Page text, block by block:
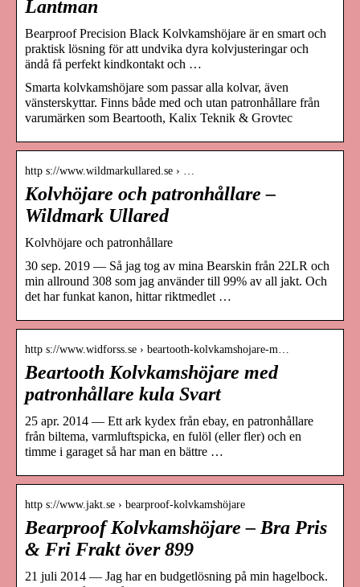
Lantman
Bearproof Precision Black Kolvkamshöjare är en smart och
praktisk lösning för att undvika dyra kolvjusteringar och
ändå få perfekt kindkontakt och …
Smarta kolvkamshöjare som passar alla kolvar, även
vänsterskyttar. Finns både med och utan patronhållare från
varumärken som Beartooth, Kalix Teknik & Grovtec
http s://www.wildmarkullared.se › …
Kolvhöjare och patronhållare –
Wildmark Ullared
Kolvhöjare och patronhållare
30 sep. 2019 — Så jag tog av mina Bearskin från 22LR och
min allround 308 som jag använder till 99% av all jakt. Och
det har funkat kanon, hittar riktmedlet …
http s://www.widforss.se › beartooth-kolvkamshojare-m…
Beartooth Kolvkamshöjare med
patronhållare kula Svart
25 apr. 2014 — Ett ark kydex från ebay, en patronhållare
från biltema, varmluftspicka, en fulöl (eller fler) och en
timme i garaget så har man en bättre …
http s://www.jakt.se › bearproof-kolvkamshöjare
Bearproof Kolvkamshöjare – Bra Pris
& Fri Frakt över 899
21 juli 2014 — Jag har en budgetlösning på min hagelbock.